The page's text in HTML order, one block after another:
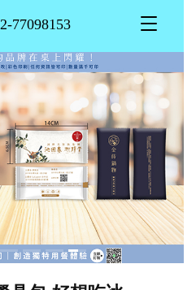
T
g
g
n
a
v
i
g
a
t
i
n
77098153